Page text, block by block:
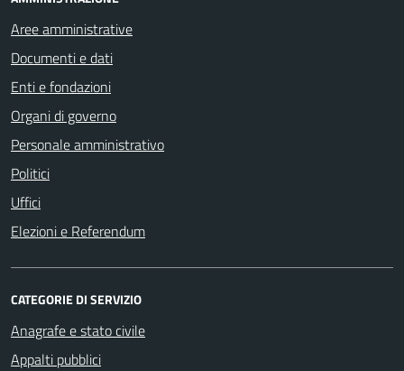
Aree amministrative
Documenti e dati
Enti e fondazioni
Organi di governo
Personale amministrativo
Politici
Uffici
Elezioni e Referendum
CATEGORIE DI SERVIZIO
Anagrafe e stato civile
Appalti pubblici